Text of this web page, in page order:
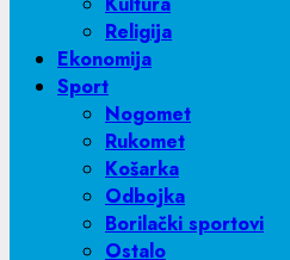
Religija
Ekonomija
Sport
Nogomet
Rukomet
Košarka
Odbojka
Borilački sportovi
Ostalo